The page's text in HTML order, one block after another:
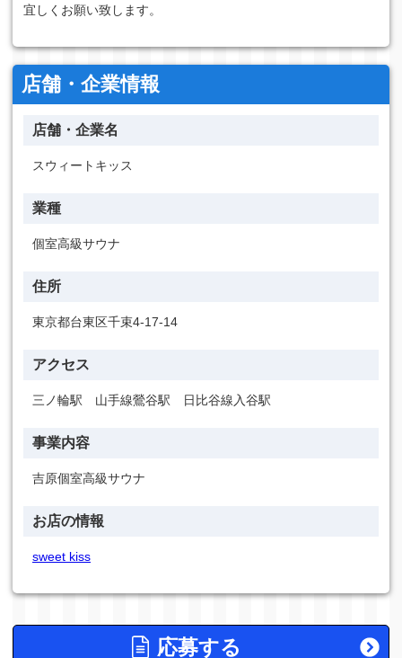
宜しくお願い致します。
店舗・企業情報
店舗・企業名
スウィートキッス
業種
個室高級サウナ
住所
東京都台東区千束4-17-14
アクセス
三ノ輪駅 山手線鶯谷駅 日比谷線入谷駅
事業内容
吉原個室高級サウナ
お店の情報
sweet kiss
応募する